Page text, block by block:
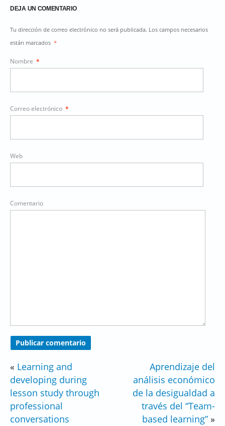
DEJA UN COMENTARIO
Tu dirección de correo electrónico no será publicada. Los campos necesarios
están marcados *
Nombre *
Correo electrónico *
Web
Comentario
« Learning and
developing during
lesson study through
professional
conversations
Aprendizaje del
análisis económico
de la desigualdad a
través del “Team-
based learning” »